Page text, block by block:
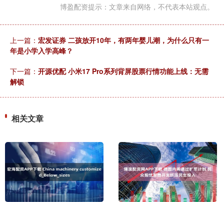
博盈配资提示：文章来自网络，不代表本站观点。
上一篇： 宏发证券 二孩放开10年，有两年婴儿潮，为什么只有一
年是小学入学高峰？
下一篇： 开源优配 小米17 Pro系列背屏股票行情功能上线：无需
解锁
相关文章